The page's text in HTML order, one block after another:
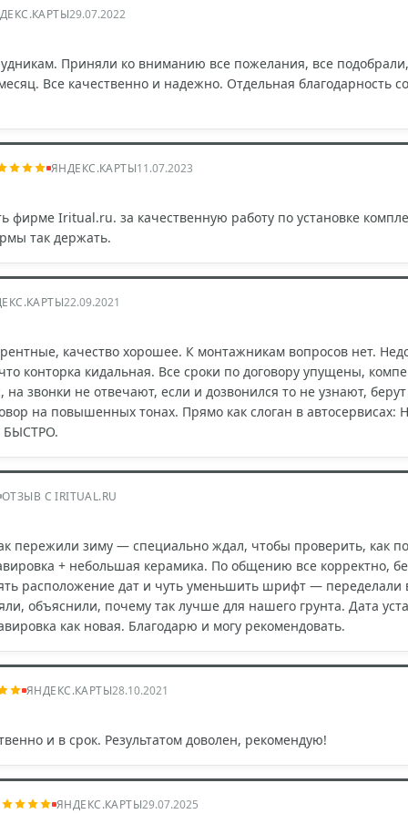
29.07.2022
Приняли ко вниманию все пожелания, все
Все качественно и надежно. Отдельная благодарность
ЯНДЕКС.КАРТЫ11.07.2023
фирме Iritual.ru. за качественную работу по установке
так держать.
22.09.2021
качество хорошее. К монтажникам вопросов нет.
конторка кидальная. Все сроки по договору упущены,
звонки не отвечают, если и дозвонился то не узнают,
на повышенных тонах. Прямо как слоган в
БЫСТРО.
ОТЗЫВ С IRITUAL.RU
пережили зиму — специально ждал, чтобы проверить, как
+ небольшая керамика. По общению все корректно,
расположение дат и чуть уменьшить шрифт —
объяснили, почему так лучше для нашего грунта. Дата
как новая. Благодарю и могу рекомендовать.
ЯНДЕКС.КАРТЫ28.10.2021
и в срок. Результатом доволен, рекомендую!
ЯНДЕКС.КАРТЫ29.07.2025